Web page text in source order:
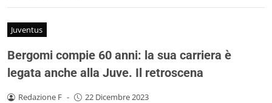
Juventus
Bergomi compie 60 anni: la sua carriera è
legata anche alla Juve. Il retroscena
Redazione F - 22 Dicembre 2023